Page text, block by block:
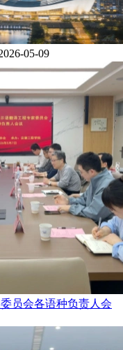
05-09
员会各语种负责人会